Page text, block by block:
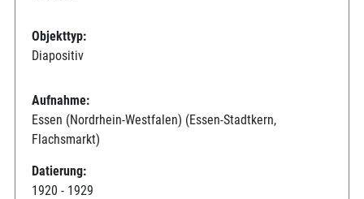
Objekttyp:
Diapositiv
Aufnahme:
Essen (Nordrhein-Westfalen) (Essen-Stadtkern,
Flachsmarkt)
Datierung:
1920 - 1929